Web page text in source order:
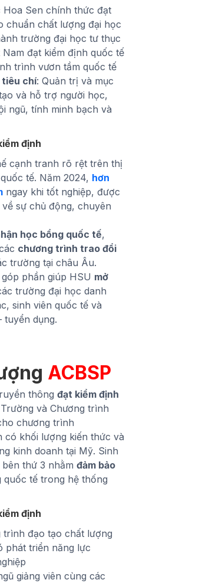
Sen chính thức đạt
chuẩn chất lượng đại học
trường đại học tư thục
đạt kiểm định quốc tế
trình vươn tầm quốc tế
tiêu chí: Quản trị và mục
và hỗ trợ người học,
ngũ, tính minh bạch và
định
cạnh tranh rõ rệt trên thị
tế. Năm 2024, hơn
ngay khi tốt nghiệp, được
sự chủ động, chuyên
học bổng quốc tế,
chương trình trao đổi
trường tại châu Âu.
phần giúp HSU mở
trường đại học danh
sinh viên quốc tế và
tuyển dụng.
ACBSP
thông đạt kiểm định
và Chương trình
chương trình
có khối lượng kiến thức và
kinh doanh tại Mỹ. Sinh
thứ 3 nhằm đảm bảo
quốc tế trong hệ thống
định
trình đạo tạo chất lượng
phát triển năng lực
giảng viên cùng các